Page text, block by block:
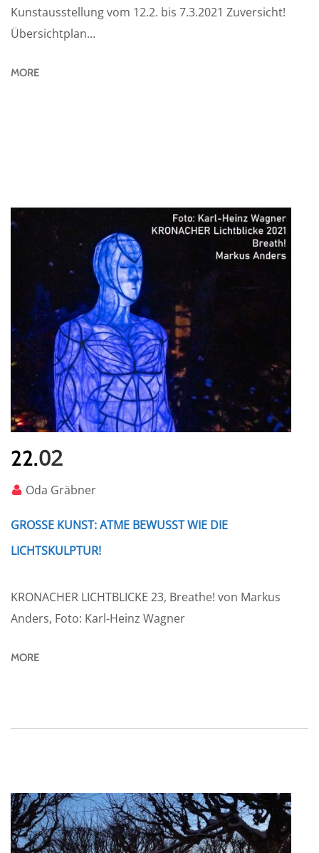
Kunstausstellung vom 12.2. bis 7.3.2021 Zuversicht!
Übersichtplan...
MORE
22.02
Oda Gräbner
GROSSE KUNST: ATME BEWUSST WIE DIE L
ICHTSKULPTUR!
KRONACHER LICHTBLICKE 23, Breathe! von Markus
Anders, Foto: Karl-Heinz Wagner
MORE